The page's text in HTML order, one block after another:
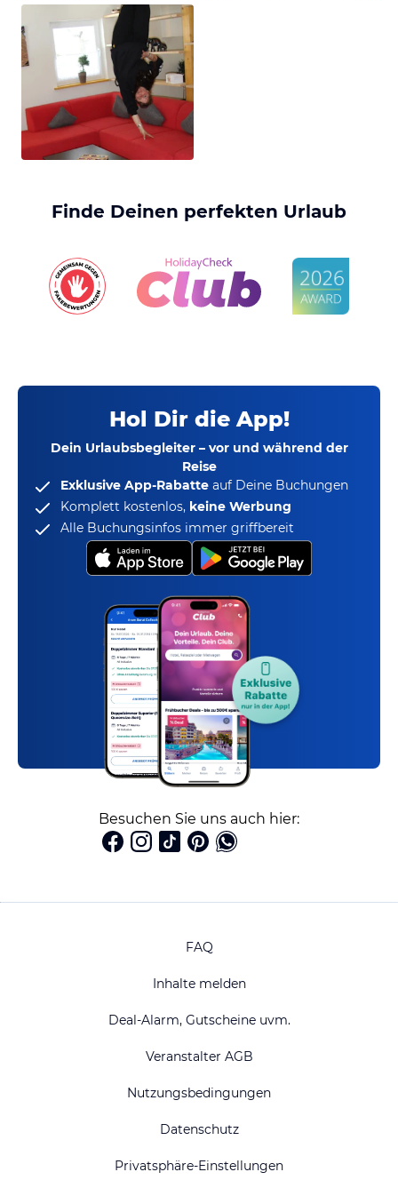
Finde Deinen perfekten Urlaub
Hol Dir die App!
Dein Urlaubsbegleiter – vor und während der
Reise
Exklusive App-Rabatte auf Deine Buchungen
Komplett kostenlos, keine Werbung
Alle Buchungsinfos immer griffbereit
Besuchen Sie uns auch hier:
FAQ
Inhalte melden
Deal-Alarm, Gutscheine uvm.
Veranstalter AGB
Nutzungsbedingungen
Datenschutz
Privatsphäre-Einstellungen